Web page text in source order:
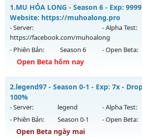
1.MU HỎA LONG - Season 6 - Exp:
Website: https://muhoalong.pro
- Server:
https://facebook.com/muhoalong
- Alpha Test:
- Phiên Bản: Season 6 - Open Beta:
Open Beta hôm nay
MU HỎA LONG - 🌍 Website: https://
Mu mới ra tháng 08 2026 - Mở máy chủ
https://facebook.com/muhoalongvào
07/08/2626
Exp: 9999x - Drop: 99%
2.legend97 - Season 0-1 - Exp: 7x -
100%
- Server: legend - Alpha Test:
- Phiên Bản:
Season 0-1 - Open Beta:
Open Beta ngày mai